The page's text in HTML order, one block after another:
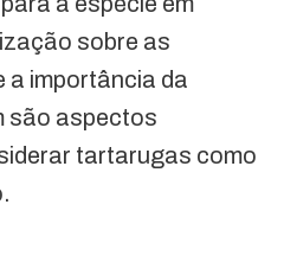
sobre as
a importância da
são aspectos
tartarugas como